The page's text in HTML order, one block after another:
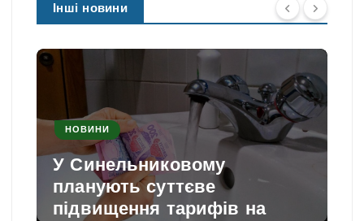
Інші новини
НОВИНИ
У Синельниковому
планують суттєве
підвищення тарифів на